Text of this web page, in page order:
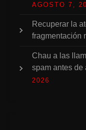
AGOSTO 7,
Recuperar la
fragmentación
Chau a las
spam antes de
2026